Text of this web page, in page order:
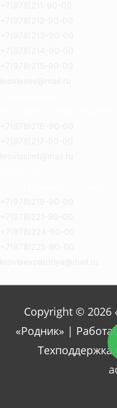
Copyright ©
«Родник» |
Техподдержка